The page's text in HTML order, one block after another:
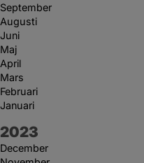
September
Augusti
Juni
Maj
April
Mars
Februari
Januari
År:
2023
December